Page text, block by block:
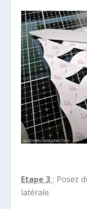
Etape 3 : Posez
latérale.